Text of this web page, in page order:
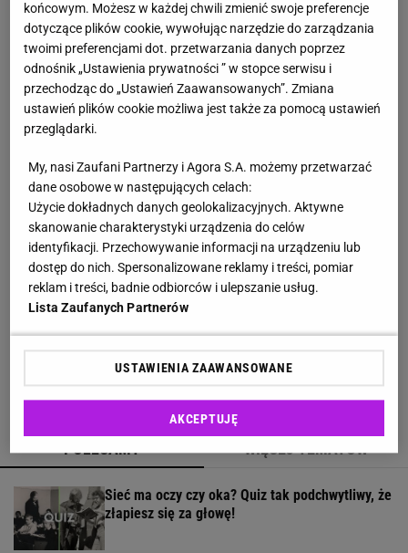
Malinowe baleriny to nowy trend na jesień 2026.
CCC ma je w niskiej cenie
Nie sięgaj po kolejny detergent. Mieszanka
pomoże z osadami
Te buty będą hitem jesieni 2026! Wiśniowe
czółenka to kwintesencja luksusu i
ponadczasowego stylu
Lniane spodnie z Lidla nawet jesienią będą
hitem. Kosztują 44,99 zł
To cięcie podbija salony w Londynie - smooth
bob to hit na jesień
POLECAMY WIĘCEJ TEMATÓW
Sieć ma oczy czy oka? Quiz tak podchwytliwy, że
złapiesz się za głowę!
końcowym. Możesz w każdej chwili zmienić swoje preferencje
dotyczące plików cookie, wywołując narzędzie do zarządzania
twoimi preferencjami dot. przetwarzania danych poprzez
odnośnik „Ustawienia prywatności ” w stopce serwisu i
przechodząc do „Ustawień Zaawansowanych”. Zmiana
ustawień plików cookie możliwa jest także za pomocą ustawień
przeglądarki.
My, nasi Zaufani Partnerzy i Agora S.A. możemy przetwarzać
dane osobowe w następujących celach:
Użycie dokładnych danych geolokalizacyjnych. Aktywne
skanowanie charakterystyki urządzenia do celów
identyfikacji. Przechowywanie informacji na urządzeniu lub
dostęp do nich. Spersonalizowane reklamy i treści, pomiar
reklam i treści, badnie odbiorców i ulepszanie usług.
Lista Zaufanych Partnerów
USTAWIENIA ZAAWANSOWANE
AKCEPTUJĘ